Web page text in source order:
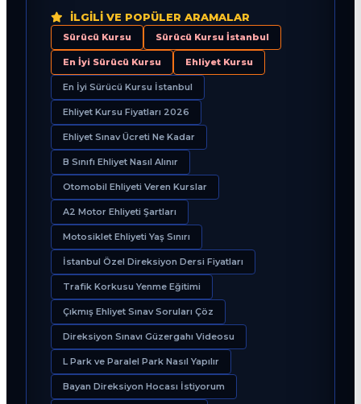
İLGILI VE POPÜLER ARAMALAR
Sürücü Kursu Sürücü Kursu İstanbul
En İyi Sürücü Kursu Ehliyet Kursu
En İyi Sürücü Kursu İstanbul
Ehliyet Kursu Fiyatları 2026
Ehliyet Sınav Ücreti Ne Kadar
B Sınıfı Ehliyet Nasıl Alınır
Otomobil Ehliyeti Veren Kurslar
A2 Motor Ehliyeti Şartları
Motosiklet Ehliyeti Yaş Sınırı
İstanbul Özel Direksiyon Dersi Fiyatları
Trafik Korkusu Yenme Eğitimi
Çıkmış Ehliyet Sınav Soruları Çöz
Direksiyon Sınavı Güzergahı Videosu
L Park ve Paralel Park Nasıl Yapılır
Bayan Direksiyon Hocası İstiyorum